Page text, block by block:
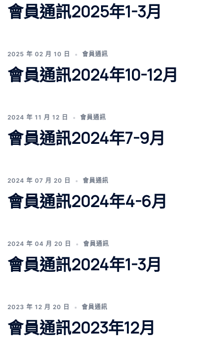
會員通訊2025年1-3月
2025 年 02 月 10 日 會員通訊
會員通訊2024年10-12月
2024 年 11 月 12 日 會員通訊
會員通訊2024年7-9月
2024 年 07 月 20 日 會員通訊
會員通訊2024年4-6月
2024 年 04 月 20 日 會員通訊
會員通訊2024年1-3月
2023 年 12 月 20 日 會員通訊
會員通訊2023年12月